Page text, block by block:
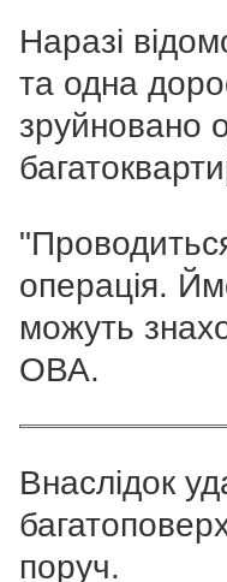
Наразі
та одна
зруйновано
операція.
можуть
ОВА.
Внаслідок
поруч.